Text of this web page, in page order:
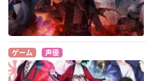
ゲーム 声優